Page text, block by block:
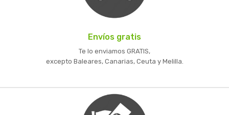
Envíos gratis
Te lo enviamos GRATIS,
excepto Baleares, Canarias, Ceuta y Melilla.